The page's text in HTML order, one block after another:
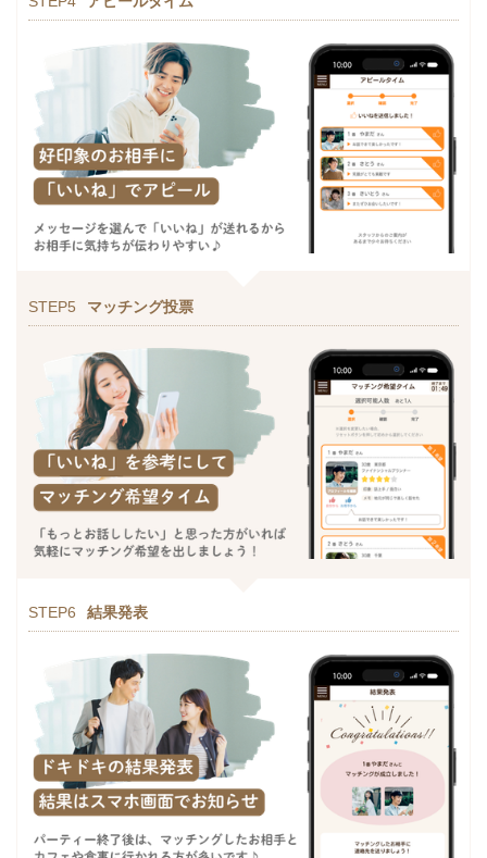
STEP5 マッチング投票
STEP6 結果発表